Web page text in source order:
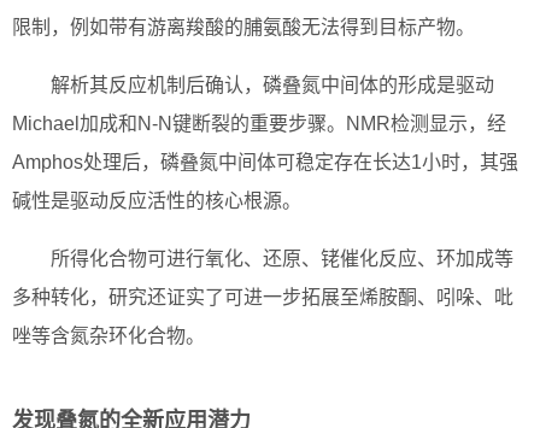
限制，例如带有游离羧酸的脯氨酸无法得到目标产物。
解析其反应机制后确认，磷叠氮中间体的形成是驱动
Michael加成和N-N键断裂的重要步骤。NMR检测显示，经
Amphos处理后，磷叠氮中间体可稳定存在长达1小时，其强
碱性是驱动反应活性的核心根源。
所得化合物可进行氧化、还原、铑催化反应、环加成等
多种转化，研究还证实了可进一步拓展至烯胺酮、吲哚、吡
唑等含氮杂环化合物。
发现叠氮的全新应用潜力